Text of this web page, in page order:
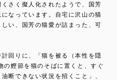
さく擬人化されたようで、国芳
なっています。自宅に沢山の猫
い、国芳の猫愛が詰まった、可
回りに、「猫を被る（本性を隠
の鰹節を猫のそばに置くと、すぐ
断できない状況を招くこと」、